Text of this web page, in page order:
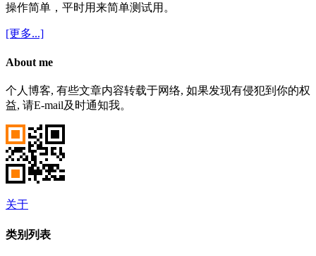
操作简单，平时用来简单测试用。
[更多...]
About me
个人博客, 有些文章内容转载于网络, 如果发现有侵犯到你的权
益, 请E-mail及时通知我。
关于
类别列表